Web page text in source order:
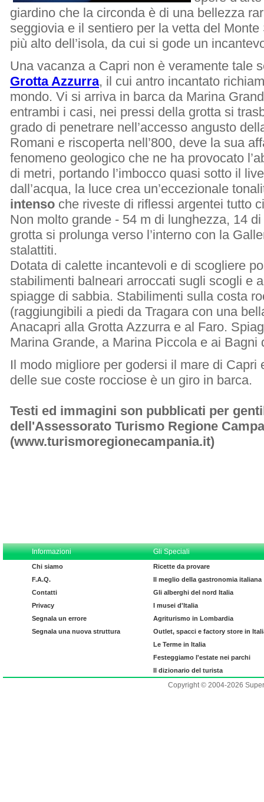
giardino che la circonda è di una bellezza
seggiovia e il sentiero per la vetta del
più alto dell’isola, da cui si gode un
Una vacanza a Capri non è veramente tale
Grotta Azzurra, il cui antro incantato
mondo. Vi si arriva in barca da Marina
entrambi i casi, nei pressi della grotta si
grado di penetrare nell’accesso angusto
Romani e riscoperta nell’800, deve la sua
fenomeno geologico che ne ha provocato
di metri, portando l’imbocco quasi sotto il
dall’acqua, la luce crea un’eccezionale
intenso che riveste di riflessi argentei tutto
Non molto grande - 54 m di lunghezza, 14
grotta si prolunga verso l’interno con la
stalattiti.
Dotata di calette incantevoli e di scogliere
stabilimenti balneari arroccati sugli scogli e
spiagge di sabbia. Stabilimenti sulla costa
(raggiungibili a piedi da Tragara con una
Anacapri alla Grotta Azzurra e al Faro.
Marina Grande, a Marina Piccola e ai Bagni
Il modo migliore per godersi il mare di Capri
delle sue coste rocciose è un giro in barca.
Testi ed immagini son pubblicati per
dell'Assessorato Turismo Regione
(www.turismoregionecampania.it)
Informazioni Gli Speciali
Chi siamo
F.A.Q.
Contatti
Privacy
Segnala un errore
Segnala una nuova struttura
Ricette da provare
Il meglio della gastronomia italiana
Gli alberghi del nord Italia
I musei d'Italia
Agriturismo in Lombardia
Outlet, spacci e factory store in
Le Terme in Italia
Festeggiamo l'estate nei parchi
Il dizionario del turista
Copyright © 2004-2026